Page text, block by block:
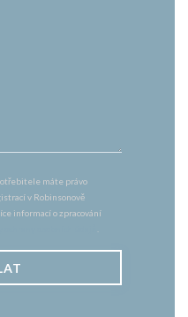
máte právo
v Robinsonově
informací o zpracování